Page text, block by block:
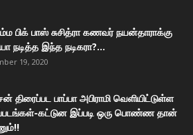
பிக் பாஸ் சுசித்ரா கணவர் நயன்தாராக்கு
நடித்த இந்த நடிகரா?...
19, 2020
திரைப்பட பாப்பா அபிராமி வெளியிட்டுள்ள
கட்டுன இப்படி ஒரு பொண்ண தான்